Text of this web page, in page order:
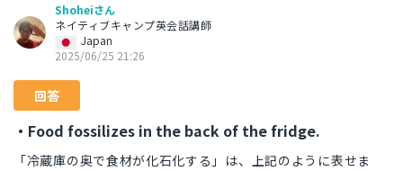
Shoheiさん
ネイティブキャンプ英会話講師
Japan
2025/06/25 21:26
回答
・Food fossilizes in the back of the fridge.
「冷蔵庫の奥で食材が化石化する」は、上記のように表せま